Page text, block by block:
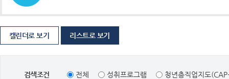
캘린더로 보기 리스트로 보기
검색조건 전체 성취프로그램
청년층직업지도